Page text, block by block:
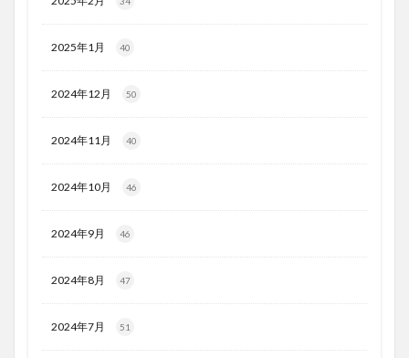
2025年1月 40
2024年12月 50
2024年11月 40
2024年10月 46
2024年9月 46
2024年8月 47
2024年7月 51